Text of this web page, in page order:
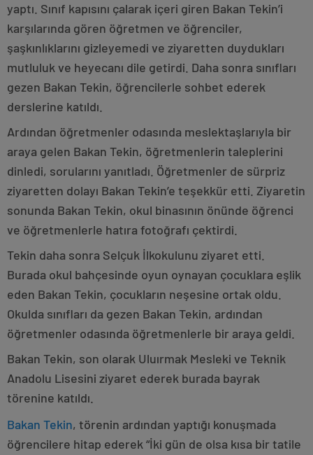
yaptı. Sınıf kapısını çalarak içeri giren Bakan Tekin’i
karşılarında gören öğretmen ve öğrenciler,
şaşkınlıklarını gizleyemedi ve ziyaretten duydukları
mutluluk ve heyecanı dile getirdi. Daha sonra sınıfları
gezen Bakan Tekin, öğrencilerle sohbet ederek
derslerine katıldı.
Ardından öğretmenler odasında meslektaşlarıyla bir
araya gelen Bakan Tekin, öğretmenlerin taleplerini
dinledi, sorularını yanıtladı. Öğretmenler de sürpriz
ziyaretten dolayı Bakan Tekin’e teşekkür etti. Ziyaretin
sonunda Bakan Tekin, okul binasının önünde öğrenci
ve öğretmenlerle hatıra fotoğrafı çektirdi.
Tekin daha sonra Selçuk İlkokulunu ziyaret etti.
Burada okul bahçesinde oyun oynayan çocuklara eşlik
eden Bakan Tekin, çocukların neşesine ortak oldu.
Okulda sınıfları da gezen Bakan Tekin, ardından
öğretmenler odasında öğretmenlerle bir araya geldi.
Bakan Tekin, son olarak Uluırmak Mesleki ve Teknik
Anadolu Lisesini ziyaret ederek burada bayrak
törenine katıldı.
Bakan Tekin, törenin ardından yaptığı konuşmada
öğrencilere hitap ederek “İki gün de olsa kısa bir tatile